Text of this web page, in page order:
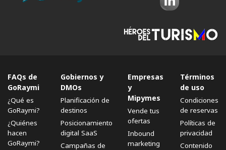
FAQs de
GoRaymi
¿Qué es
GoRaymi?
¿Quiénes
hacen
GoRaymi?
Gobiernos y
DMOs
Planificación de
destinos
Posicionamiento
digital SaaS
Campañas de
Empresas
y
Mipymes
Vende tus
ofertas
Inbound
marketing
Términos
de uso
Condiciones
de reservas
Políticas de
privacidad
Contenido